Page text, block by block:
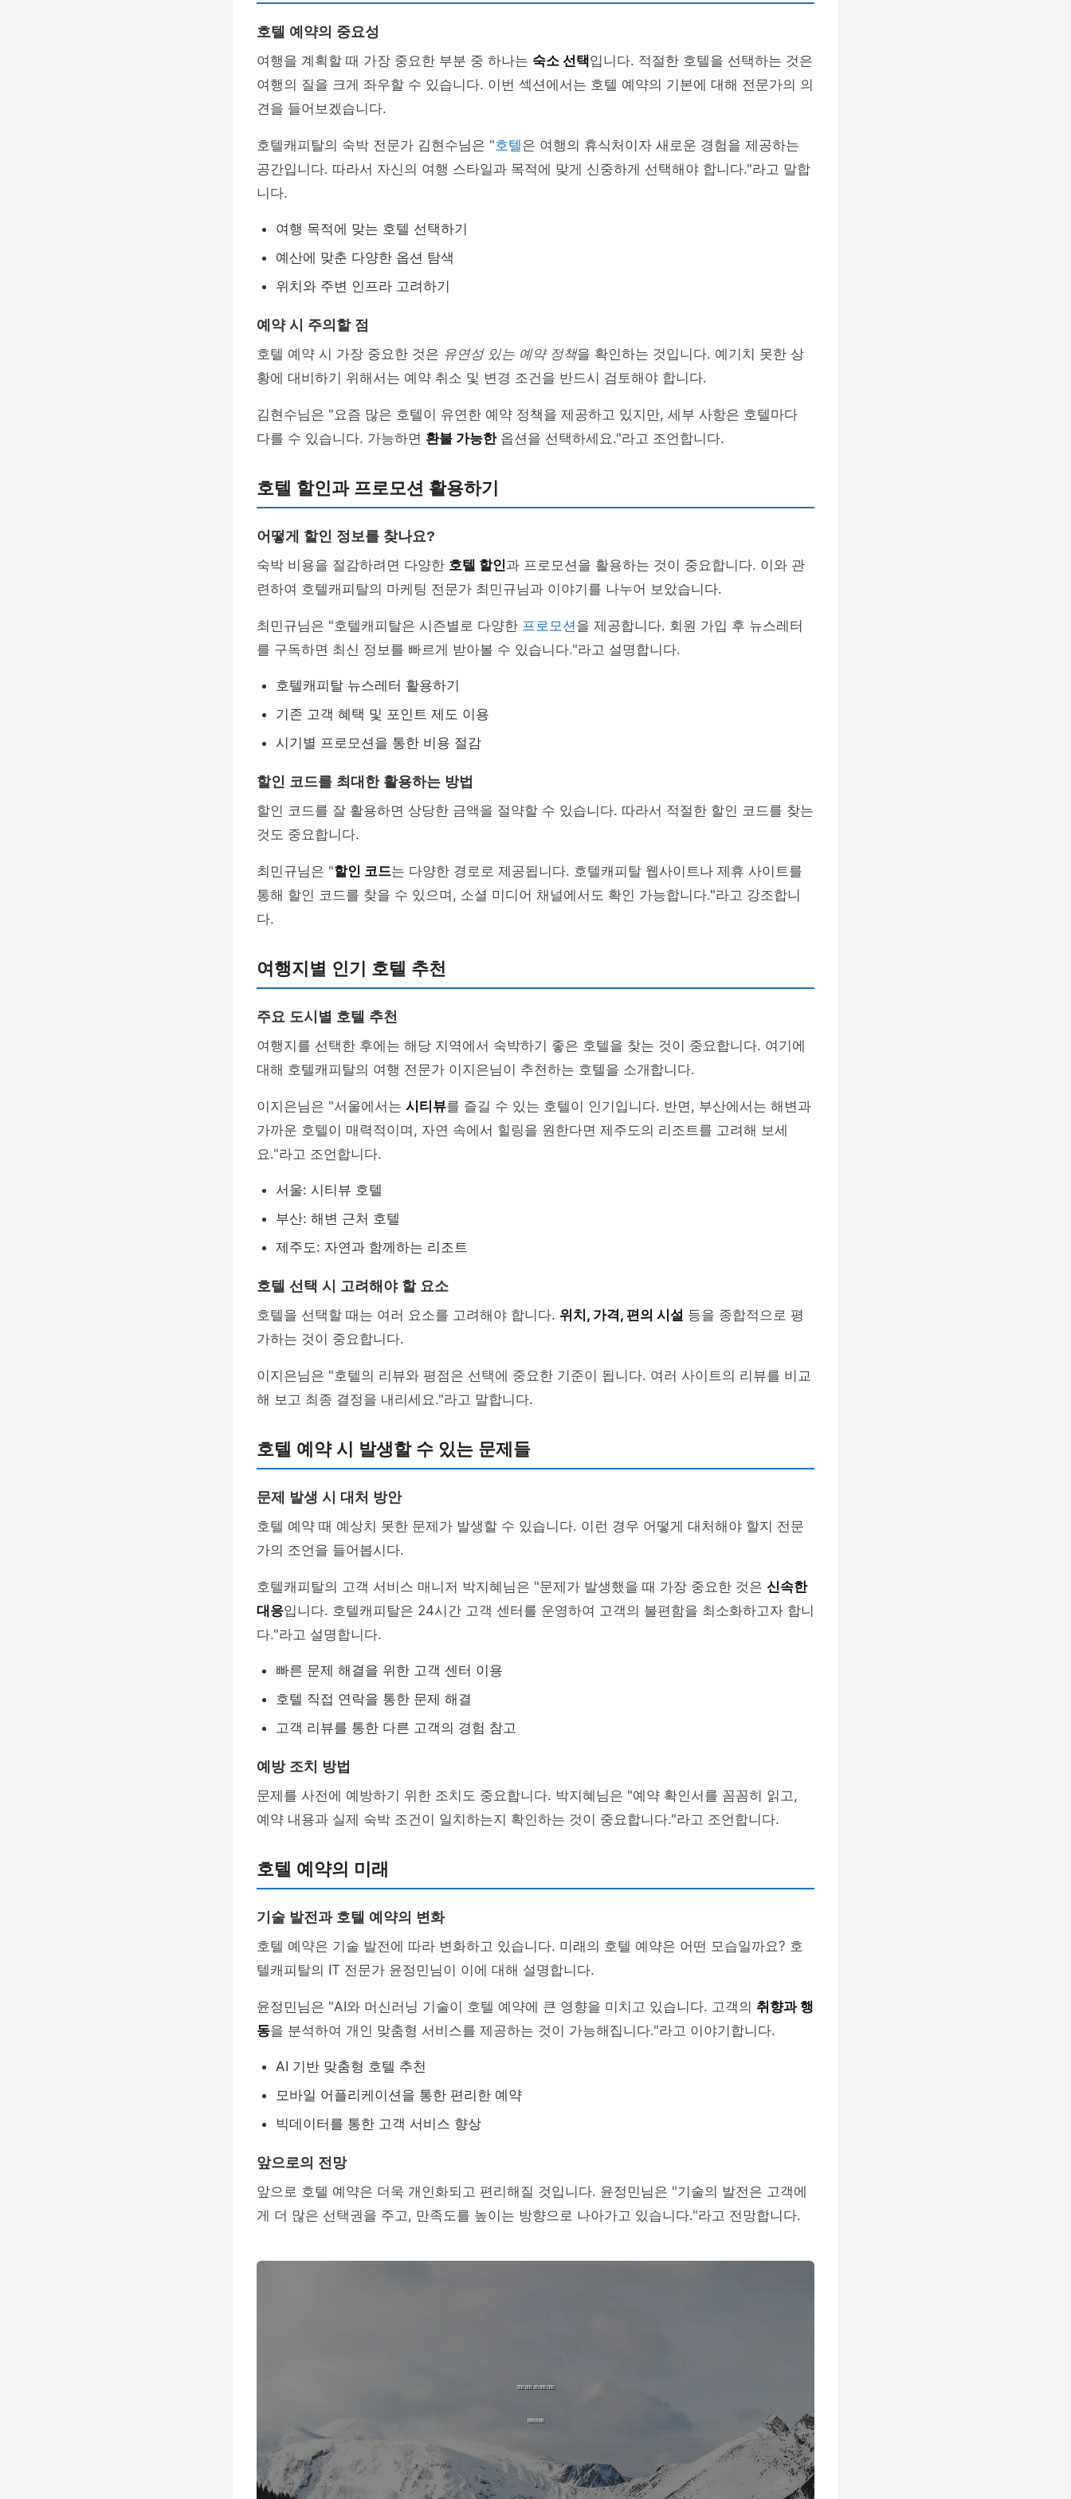
호텔 예약의 중요성
여행을 계획할 때 가장 중요한 부분 중 하나는 숙소 선택입니다. 적절한 호텔을 선택하는 것은
여행의 질을 크게 좌우할 수 있습니다. 이번 섹션에서는 호텔 예약의 기본에 대해 전문가의 의
견을 들어보겠습니다.
호텔캐피탈의 숙박 전문가 김현수님은 "호텔은 여행의 휴식처이자 새로운 경험을 제공하는
공간입니다. 따라서 자신의 여행 스타일과 목적에 맞게 신중하게 선택해야 합니다."라고 말합
니다.
여행 목적에 맞는 호텔 선택하기
예산에 맞춘 다양한 옵션 탐색
위치와 주변 인프라 고려하기
예약 시 주의할 점
호텔 예약 시 가장 중요한 것은 유연성 있는 예약 정책을 확인하는 것입니다. 예기치 못한 상
황에 대비하기 위해서는 예약 취소 및 변경 조건을 반드시 검토해야 합니다.
김현수님은 "요즘 많은 호텔이 유연한 예약 정책을 제공하고 있지만, 세부 사항은 호텔마다
다를 수 있습니다. 가능하면 환불 가능한옵션을 선택하세요."라고 조언합니다.
호텔 할인과 프로모션 활용하기
어떻게 할인 정보를 찾나요?
숙박 비용을 절감하려면 다양한 호텔 할인과 프로모션을 활용하는 것이 중요합니다. 이와 관
련하여 호텔캐피탈의 마케팅 전문가 최민규님과 이야기를 나누어 보았습니다.
최민규님은 "호텔캐피탈은 시즌별로 다양한 프로모션을 제공합니다. 회원 가입 후 뉴스레터
를 구독하면 최신 정보를 빠르게 받아볼 수 있습니다."라고 설명합니다.
호텔캐피탈 뉴스레터 활용하기
기존 고객 혜택 및 포인트 제도 이용
시기별 프로모션을 통한 비용 절감
할인 코드를 최대한 활용하는 방법
할인 코드를 잘 활용하면 상당한 금액을 절약할 수 있습니다. 따라서 적절한 할인 코드를 찾는
것도 중요합니다.
최민규님은 "할인 코드는 다양한 경로로 제공됩니다. 호텔캐피탈 웹사이트나 제휴 사이트를
통해 할인 코드를 찾을 수 있으며, 소셜 미디어 채널에서도 확인 가능합니다."라고 강조합니
다.
여행지별 인기 호텔 추천
주요 도시별 호텔 추천
여행지를 선택한 후에는 해당 지역에서 숙박하기 좋은 호텔을 찾는 것이 중요합니다. 여기에
대해 호텔캐피탈의 여행 전문가 이지은님이 추천하는 호텔을 소개합니다.
이지은님은 "서울에서는 시티뷰를 즐길 수 있는 호텔이 인기입니다. 반면, 부산에서는 해변과
가까운 호텔이 매력적이며, 자연 속에서 힐링을 원한다면 제주도의 리조트를 고려해 보세
요."라고 조언합니다.
서울: 시티뷰 호텔
부산: 해변 근처 호텔
제주도: 자연과 함께하는 리조트
호텔 선택 시 고려해야 할 요소
호텔을 선택할 때는 여러 요소를 고려해야 합니다. 위치, 가격, 편의 시설 등을 종합적으로 평
가하는 것이 중요합니다.
이지은님은 "호텔의 리뷰와 평점은 선택에 중요한 기준이 됩니다. 여러 사이트의 리뷰를 비교
해 보고 최종 결정을 내리세요."라고 말합니다.
호텔 예약 시 발생할 수 있는 문제들
문제 발생 시 대처 방안
호텔 예약 때 예상치 못한 문제가 발생할 수 있습니다. 이런 경우 어떻게 대처해야 할지 전문
가의 조언을 들어봅시다.
호텔캐피탈의 고객 서비스 매니저 박지혜님은 "문제가 발생했을 때 가장 중요한 것은 신속한
대응입니다. 호텔캐피탈은 24시간 고객 센터를 운영하여 고객의 불편함을 최소화하고자 합니
다."라고 설명합니다.
빠른 문제 해결을 위한 고객 센터 이용
호텔 직접 연락을 통한 문제 해결
고객 리뷰를 통한 다른 고객의 경험 참고
예방 조치 방법
문제를 사전에 예방하기 위한 조치도 중요합니다. 박지혜님은 "예약 확인서를 꼼꼼히 읽고,
예약 내용과 실제 숙박 조건이 일치하는지 확인하는 것이 중요합니다."라고 조언합니다.
호텔 예약의 미래
기술 발전과 호텔 예약의 변화
호텔 예약은 기술 발전에 따라 변화하고 있습니다. 미래의 호텔 예약은 어떤 모습일까요? 호
텔캐피탈의 IT 전문가 윤정민님이 이에 대해 설명합니다.
윤정민님은 "AI와 머신러닝 기술이 호텔 예약에 큰 영향을 미치고 있습니다. 고객의 취향과 행
동을 분석하여 개인 맞춤형 서비스를 제공하는 것이 가능해집니다."라고 이야기합니다.
AI 기반 맞춤형 호텔 추천
모바일 어플리케이션을 통한 편리한 예약
빅데이터를 통한 고객 서비스 향상
앞으로의 전망
앞으로 호텔 예약은 더욱 개인화되고 편리해질 것입니다. 윤정민님은 "기술의 발전은 고객에
게 더 많은 선택권을 주고, 만족도를 높이는 방향으로 나아가고 있습니다."라고 전망합니다.